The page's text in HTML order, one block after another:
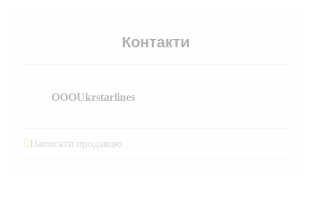
Контакти
OOOUkrstarlines
Написати продавцю